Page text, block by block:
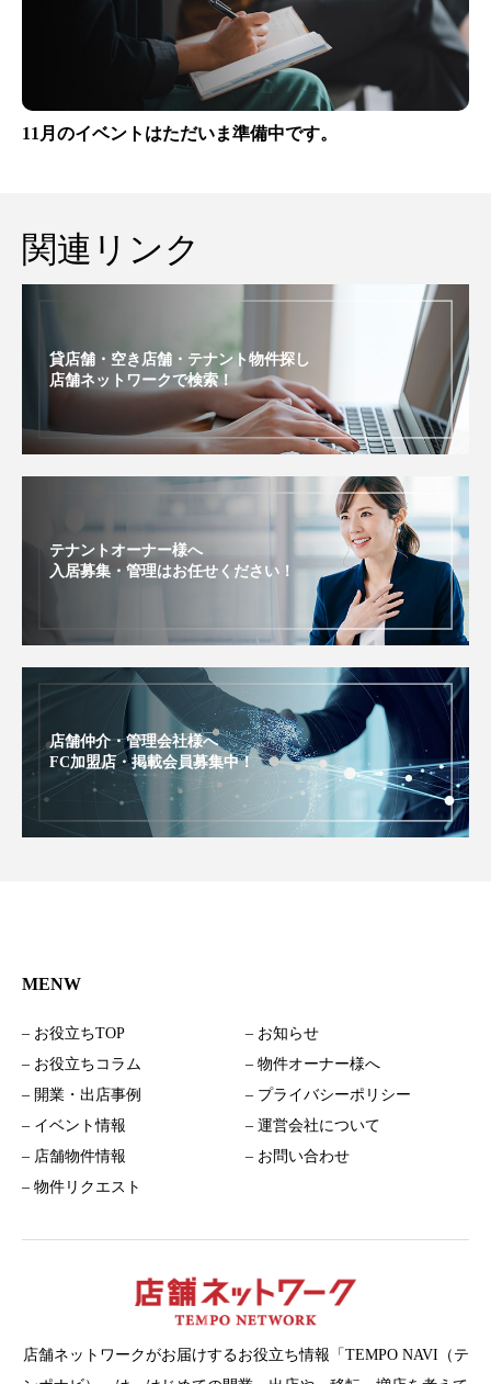
11月のイベントはただいま準備中です。
関連リンク
貸店舗・空き店舗・テナント物件探し
店舗ネットワークで検索！
テナントオーナー様へ
入居募集・管理はお任せください！
店舗仲介・管理会社様へ
FC加盟店・掲載会員募集中！
MENW
– お役立ちTOP
– お役立ちコラム
– 開業・出店事例
– イベント情報
– 店舗物件情報
– 物件リクエスト
– お知らせ
– 物件オーナー様へ
– プライバシーポリシー
– 運営会社について
– お問い合わせ
店舗ネットワークがお届けするお役立ち情報「TEMPO NAVI（テ